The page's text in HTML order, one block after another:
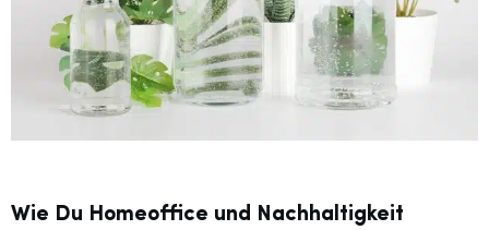
Wie Du Homeoffice und Nachhaltigkeit